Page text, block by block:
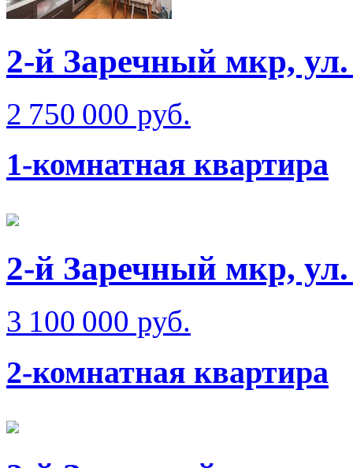
2-й Заречный мкр, ул.
2 750 000 руб.
1-комнатная квартира
2-й Заречный мкр,
3 100 000 руб.
2-комнатная квартира